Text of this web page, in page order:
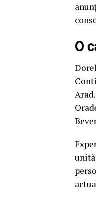
O